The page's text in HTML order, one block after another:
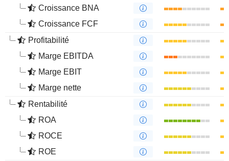
Croissance BNA
Croissance FCF
Profitabilité
Marge EBITDA
Marge EBIT
Marge nette
Rentabilité
ROA
ROCE
ROE